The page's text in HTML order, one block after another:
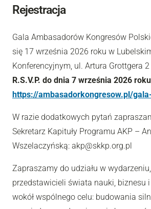
Rejestracja
Gala Ambasadorów Kongresów
się 17 września 2026 roku w
Konferencyjnym, ul. Artura Grottgera
R.S.V.P. do dnia 7 września 2026
https://ambasadorkongresow.pl/
W razie dodatkowych pytań
Sekretarz Kapituły Programu AKP –
Wszelaczyńską: akp@skkp.org.pl
Zapraszamy do udziału w
przedstawicieli świata nauki, biznesu
wokół wspólnego celu: budowania